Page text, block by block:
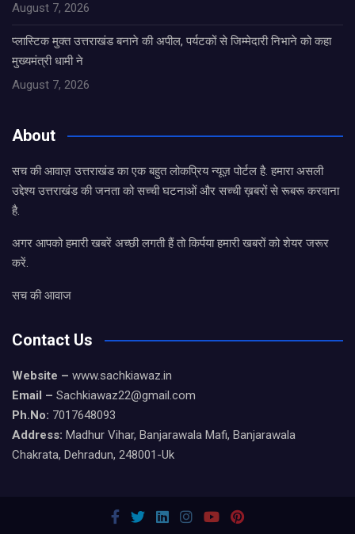
August 7, 2026
प्लास्टिक मुक्त उत्तराखंड बनाने की अपील, पर्यटकों से जिम्मेदारी निभाने को कहा
मुख्यमंत्री धामी ने
August 7, 2026
About
सच की आवाज़ उत्तराखंड का एक बहुत लोकप्रिय न्यूज़ पोर्टल है. हमारा असली
उद्देश्य उत्तराखंड की जनता को सच्ची घटनाओं और सच्ची ख़बरों से रूबरू करवाना
है.
अगर आपको हमारी खबरें अच्छी लगती हैं तो किर्पया हमारी खबरों को शेयर जरूर
करें.
सच की आवाज
Contact Us
Website – www.sachkiawaz.in
Email – Sachkiawaz22@gmail.com
Ph.No: 7017648093
Address: Madhur Vihar, Banjarawala Mafi, Banjarawala
Chakrata, Dehradun, 248001-Uk